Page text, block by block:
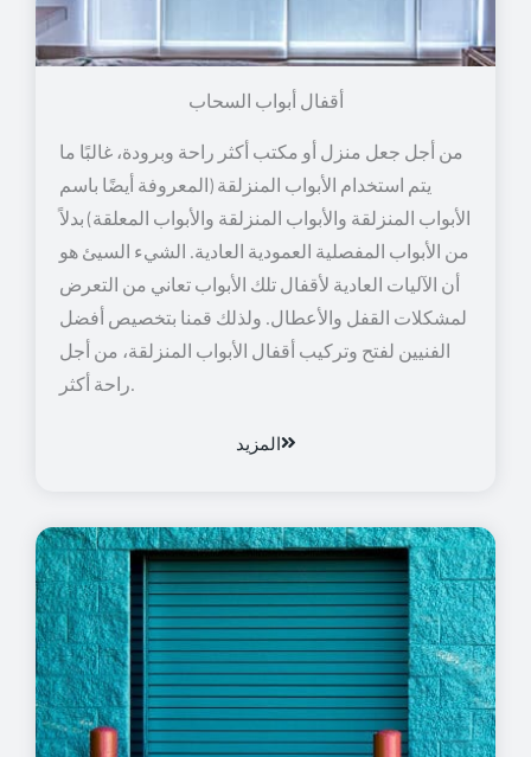
أقفال أبواب السحاب
من أجل جعل منزل أو مكتب أكثر راحة وبرودة، غالبًا ما
يتم استخدام الأبواب المنزلقة (المعروفة أيضًا باسم
الأبواب المنزلقة والأبواب المنزلقة والأبواب المعلقة) بدلاً
من الأبواب المفصلية العمودية العادية. الشيء السيئ هو
أن الآليات العادية لأقفال تلك الأبواب تعاني من التعرض
لمشكلات القفل والأعطال. ولذلك قمنا بتخصيص أفضل
الفنيين لفتح وتركيب أقفال الأبواب المنزلقة، من أجل
راحة أكثر.
المزيد